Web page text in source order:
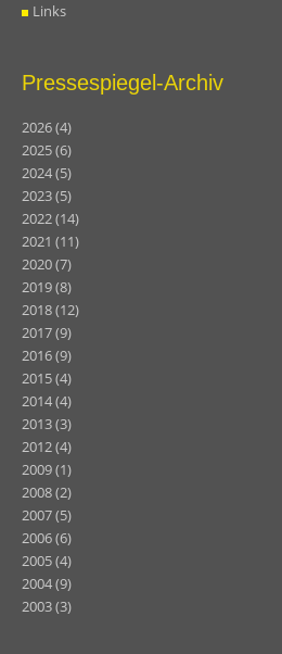
Links
Pressespiegel-Archiv
2026(4)
2025(6)
2024(5)
2023(5)
2022(14)
2021 (11)
2020(7)
2019(8)
2018(12)
2017(9)
2016(9)
2015(4)
2014(4)
2013(3)
2012(4)
2009(1)
2008(2)
2007(5)
2006(6)
2005(4)
2004(9)
2003(3)